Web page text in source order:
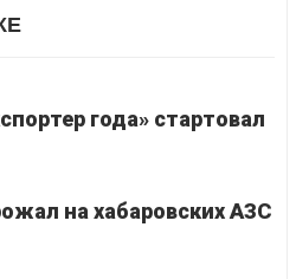
года» стартовал
на хабаровских АЗС